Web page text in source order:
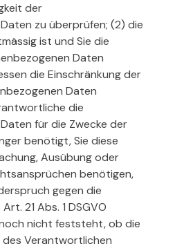
der
zu überprüfen; (2) die
ist und Sie die
Daten
die Einschränkung der
Daten
die
für die Zwecke der
benötigt, Sie diese
Ausübung oder
benötigen,
gegen die
21 Abs. 1 DSGVO
nicht feststeht, ob die
Verantwortlichen